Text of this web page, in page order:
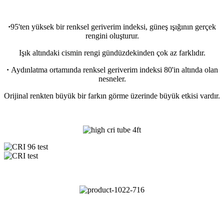
·95'ten yüksek bir renksel geriverim indeksi, güneş ışığının gerçek
rengini oluşturur.
Işık altındaki cismin rengi gündüzdekinden çok az farklıdır.
· Aydınlatma ortamında renksel geriverim indeksi 80'in altında olan
nesneler.
Orijinal renkten büyük bir farkın görme üzerinde büyük etkisi vardır.